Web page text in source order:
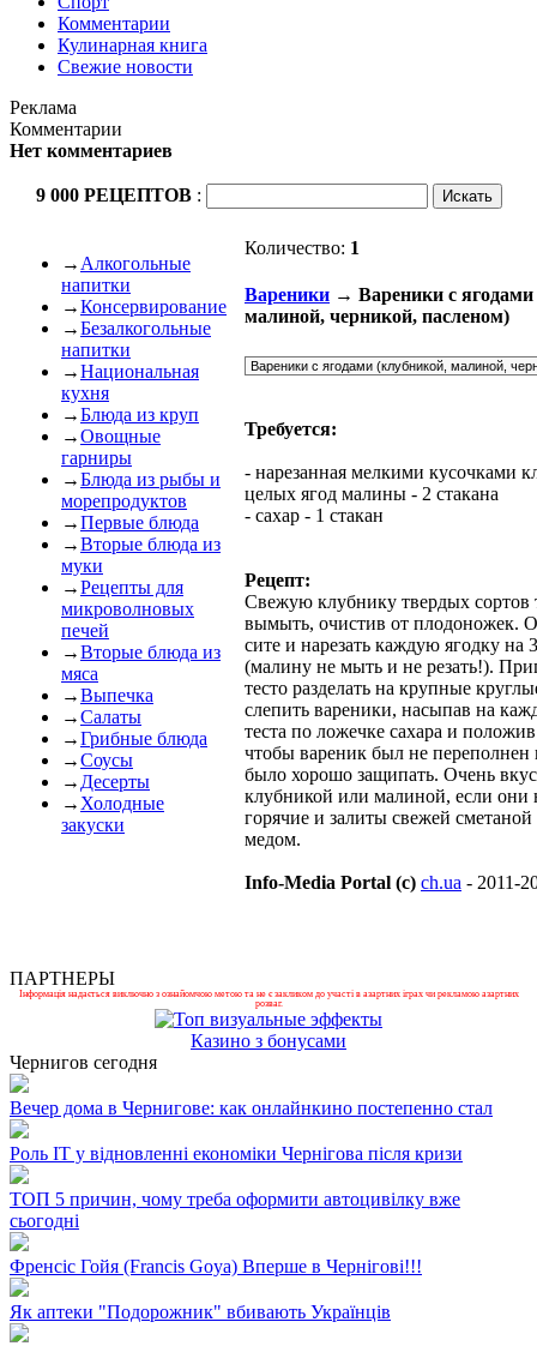
Комментарии
Кулинарная книга
Свежие новости
Реклама
Комментарии
Нет комментариев
9 000 РЕЦЕПТОВ :
→ Алкогольные
напитки
→Консервирование
→Безалкогольные
напитки
→Национальная
кухня
→Блюда из круп
→Овощные
гарниры
→Блюда из рыбы и
морепродуктов
→Первые блюда
→Вторые блюда из
муки
→Рецепты для
микроволновых
печей
→Вторые блюда из
мяса
→Выпечка
→Салаты
→Грибные блюда
→Соусы
→ Десерты
→ Холодные
закуски
Количество: 1
Вареники → Вареники с
малиной, черникой, пасленом)
Требуется:
- нарезанная мелкими кусочками
целых ягод малины - 2 стакана
- сахар - 1 стакан
Рецепт:
Свежую клубнику твердых сортов
вымыть, очистив от плодоножек.
сите и нарезать каждую ягодку на
(малину не мыть и не резать!).
тесто разделать на крупные
слепить вареники, насыпав на
теста по ложечке сахара и положив
чтобы вареник был не
было хорошо защипать. Очень
клубникой или малиной, если они
горячие и залиты свежей
медом.
Info-Media Portal (c) ch.ua - 2011-
ПАРТНЕРЫ
Інформація надається виключно з ознайомчою метою та не є закликом до участі в азартних іграх чи рекламою азартних
розваг.
Казино з бонусами
Чернигов сегодня
Вечер дома в Чернигове: как онлайнкино постепенно стал
Роль ІТ у відновленні економіки Чернігова після кризи
ТОП 5 причин, чому треба оформити автоцивілку вже
сьогодні
Френсіс Гойя (Francis Goya) Вперше в Чернігові!!!
Як аптеки "Подорожник" вбивають Українців